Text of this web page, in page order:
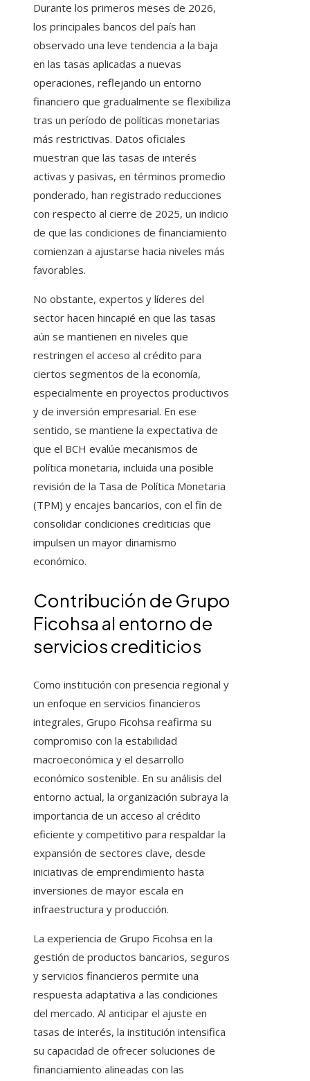
Durante los primeros meses de 2026,
los principales bancos del país han
observado una leve tendencia a la baja
en las tasas aplicadas a nuevas
operaciones, reflejando un entorno
financiero que gradualmente se flexibiliza
tras un período de políticas monetarias
más restrictivas. Datos oficiales
muestran que las tasas de interés
activas y pasivas, en términos promedio
ponderado, han registrado reducciones
con respecto al cierre de 2025, un indicio
de que las condiciones de financiamiento
comienzan a ajustarse hacia niveles más
favorables.
No obstante, expertos y líderes del
sector hacen hincapié en que las tasas
aún se mantienen en niveles que
restringen el acceso al crédito para
ciertos segmentos de la economía,
especialmente en proyectos productivos
y de inversión empresarial. En ese
sentido, se mantiene la expectativa de
que el BCH evalúe mecanismos de
política monetaria, incluida una posible
revisión de la Tasa de Política Monetaria
(TPM) y encajes bancarios, con el fin de
consolidar condiciones crediticias que
impulsen un mayor dinamismo
económico.
Contribución de Grupo
Ficohsa al entorno de
servicios crediticios
Como institución con presencia regional y
un enfoque en servicios financieros
integrales, Grupo Ficohsa reafirma su
compromiso con la estabilidad
macroeconómica y el desarrollo
económico sostenible. En su análisis del
entorno actual, la organización subraya la
importancia de un acceso al crédito
eficiente y competitivo para respaldar la
expansión de sectores clave, desde
iniciativas de emprendimiento hasta
inversiones de mayor escala en
infraestructura y producción.
La experiencia de Grupo Ficohsa en la
gestión de productos bancarios, seguros
y servicios financieros permite una
respuesta adaptativa a las condiciones
del mercado. Al anticipar el ajuste en
tasas de interés, la institución intensifica
su capacidad de ofrecer soluciones de
financiamiento alineadas con las